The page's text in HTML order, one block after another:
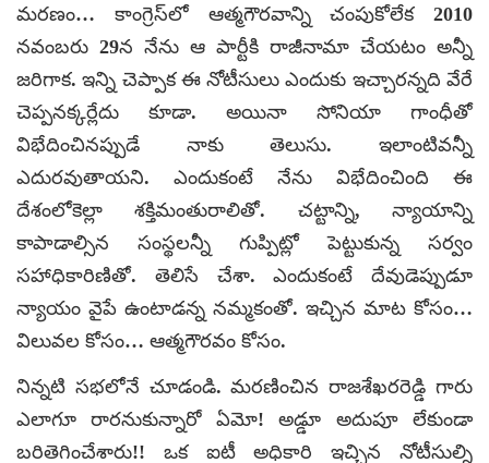
మరణం… కాంగ్రెస్‌లో ఆత్మగౌరవాన్ని చంపుకోలేక 2010
నవంబరు 29న నేను ఆ పార్టీకి రాజీనామా చేయటం అన్నీ
జరిగాక. ఇన్ని చెప్పాక ఈ నోటీసులు ఎందుకు ఇచ్చారన్నది వేరే
చెప్పనక్కర్లేదు కూడా. అయినా సోనియా గాంధీతో
విభేదించినప్పుడే నాకు తెలుసు. ఇలాంటివన్నీ
ఎదురవుతాయని. ఎందుకంటే నేను విభేదించింది ఈ
దేశంలోకెల్లా శక్తిమంతురాలితో. చట్టాన్ని, న్యాయాన్ని
కాపాడాల్సిన సంస్థలన్నీ గుప్పిట్లో పెట్టుకున్న సర్వం
సహాధికారిణితో. తెలిసే చేశా. ఎందుకంటే దేవుడెప్పుడూ
న్యాయం వైపే ఉంటాడన్న నమ్మకంతో. ఇచ్చిన మాట కోసం…
విలువల కోసం… ఆత్మగౌరవం కోసం.
నిన్నటి సభలోనే చూడండి. మరణించిన రాజశేఖరరెడ్డి గారు
ఎలాగూ రారనుకున్నారో ఏమో! అడ్డూ అదుపూ లేకుండా
బరితెగించేశారు!! ఒక ఐటీ అధికారి ఇచ్చిన నోటీసుల్ని